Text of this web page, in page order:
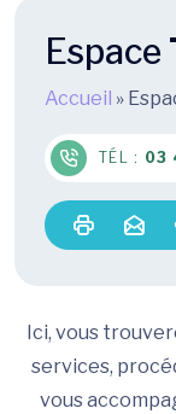
Espace
Accueil »
TÉL : 03
Ici, vous
services,
vous